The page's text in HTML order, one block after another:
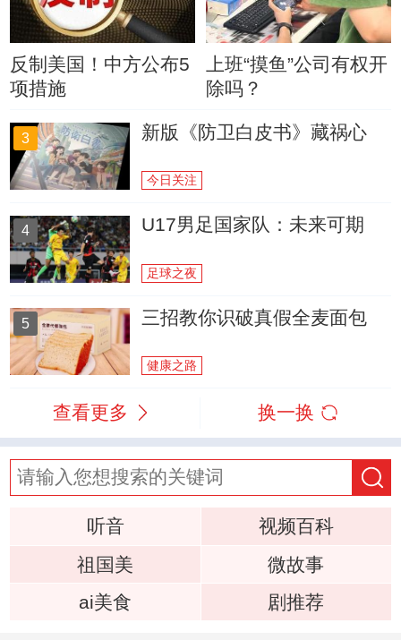
反制美国！中方公布5
项措施
上班“摸鱼”公司有权开
除吗？
3 新版《防卫白皮书》藏祸心
今日关注
4 U17男足国家队：未来可期
足球之夜
5 三招教你识破真假全麦面包
健康之路
查看更多 换一换
听音
视频百科
祖国美
微故事
ai美食
剧推荐